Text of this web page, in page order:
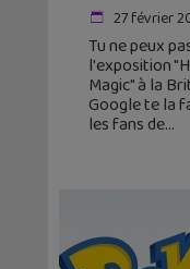
27 février
Tu ne peux
l'exposition
Magic" à la
Google te la
les fans de